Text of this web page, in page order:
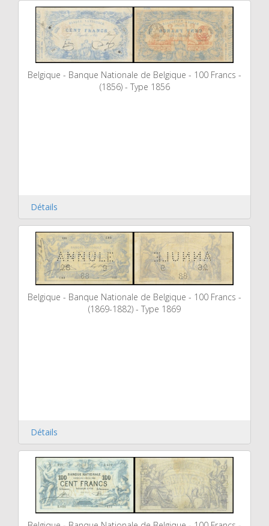
Belgique - Banque Nationale de Belgique - 100 Francs -
(1856) - Type 1856
Détails
Belgique - Banque Nationale de Belgique - 100 Francs -
(1869-1882) - Type 1869
Détails